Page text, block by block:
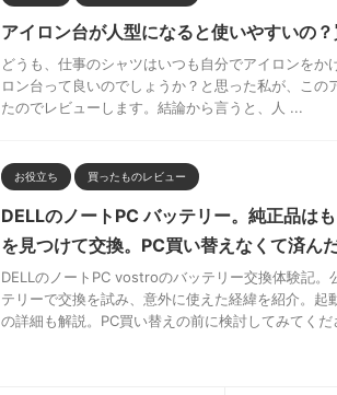
アイロン台が人型になると使いやすいの？
どうも、仕事のシャツはいつも自分でアイロンをか
ロン台って良いのでしょうか？と思った私が、この
たのでレビューします。結論から言うと、人 ...
お役立ち 買ったものレビュー
DELLのノートPC バッテリー。純正品は
を見つけて交換。PC買い替えなくて済んだ
DELLのノートPC vostroのバッテリー交換体験記。
テリーで交換を試み、意外に使えた経緯を紹介。起
の詳細も解説。PC買い替えの前に検討してみてくだ